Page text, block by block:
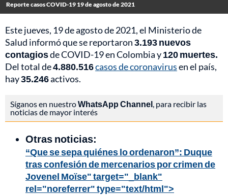
Reporte casos COVID-19 19 de agosto de 2021
Este jueves, 19 de agosto de 2021, el Ministerio de
Salud informó que se reportaron3.193 nuevos
contagiosde COVID-19 en Colombia y120 muertes.
Del total de4.880.516casos de coronavirusen el país,
hay35.246activos.
Síganos en nuestroWhatsApp Channel, para recibir las
noticias de mayor interés
Otras noticias:
“Que se sepa quiénes lo ordenaron”: Duque
tras confesión de mercenarios por crimen de
Jovenel Moïse" target="_blank"
rel="noreferrer" type="text/html">